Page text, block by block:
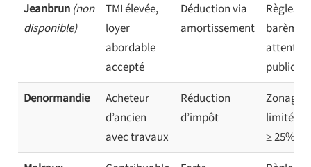
Jeanbrun (non
disponible)
TMI élevée,
loyer
abordable
accepté
Déduction via
amortissement
Règles et
barèmes
attente
Denormandie
Acheteur
d’ancien
avec travaux
Réduction
d’impôt
Zonage
limité +
≥ 25%